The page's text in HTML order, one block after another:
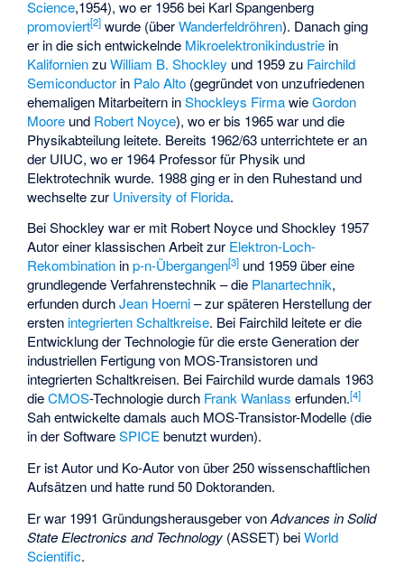
Science,1954), wo er 1956 bei Karl Spangenberg
promoviert[2] wurde (überWanderfeldröhren). Danach ging
er in die sich entwickelnde Mikroelektronikindustrie in
KalifornienzuWilliam B. Shockley und 1959 zu Fairchild
Semiconductor in Palo Alto (gegründet von unzufriedenen
ehemaligen Mitarbeitern inShockleys FirmawieGordon
Moore und Robert Noyce), wo er bis 1965 war und die
Physikabteilung leitete. Bereits 1962/63 unterrichtete er an
der UIUC, wo er 1964 Professor für Physik und
Elektrotechnik wurde. 1988 ging er in den Ruhestand und
wechselte zur University of Florida.
Bei Shockley war er mit Robert Noyce und Shockley 1957
Autor einer klassischen Arbeit zur Elektron-Loch-
Rekombination inp-n-Übergangen[3] und 1959 über eine
grundlegende Verfahrenstechnik – die Planartechnik,
erfunden durchJean Hoerni– zur späteren Herstellung der
ersten integrierten Schaltkreise. Bei Fairchild leitete er die
Entwicklung der Technologie für die erste Generation der
industriellen Fertigung von MOS-Transistoren und
integrierten Schaltkreisen. Bei Fairchild wurde damals 1963
dieCMOS-Technologie durch Frank Wanlass erfunden.[4]
Sah entwickelte damals auch MOS-Transistor-Modelle (die
in der SoftwareSPICEbenutzt wurden).
Er ist Autor und Ko-Autor von über 250 wissenschaftlichen
Aufsätzen und hatte rund 50 Doktoranden.
Er war 1991 Gründungsherausgeber vonAdvances in Solid
State Electronics and Technology (ASSET) beiWorld
Scientific.